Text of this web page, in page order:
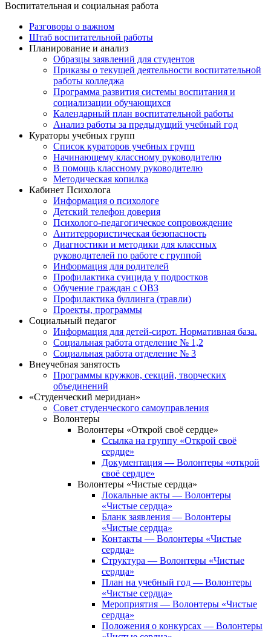
Воспитательная и социальная работа
Разговоры о важном
Штаб воспитательной работы
Планирование и анализ
Образцы заявлений для студентов
Приказы о текущей деятельности воспитательной
работы колледжа
Программа развития системы воспитания и
социализации обучающихся
Календарный план воспитательной работы
Анализ работы за предыдущий учебный год
Кураторы учебных групп
Список кураторов учебных групп
Начинающему классному руководителю
В помощь классному руководителю
Методическая копилка
Кабинет Психолога
Информация о психологе
Детский телефон доверия
Психолого-педагогическое сопровождение
Антитеррористическая безопасность
Диагностики и методики для классных
руководителей по работе с группой
Информация для родителей
Профилактика суицида у подростков
Обучение граждан с ОВЗ
Профилактика буллинга (травли)
Проекты, программы
Социальный педагог
Информация для детей-сирот. Нормативная база.
Социальная работа отделение № 1,2
Социальная работа отделение № 3
Внеучебная занятость
Программы кружков, секций, творческих
объединений
«Студенческий меридиан»
Совет студенческого самоуправления
Волонтеры
Волонтеры «Открой своё сердце»
Ссылка на группу «Открой своё
сердце»
Документация — Волонтеры «открой
своё сердце»
Волонтеры «Чистые сердца»
Локальные акты — Волонтеры
«Чистые сердца»
Бланк заявления — Волонтеры
«Чистые сердца»
Контакты — Волонтеры «Чистые
сердца»
Структура — Волонтеры «Чистые
сердца»
План на учебный год — Волонтеры
«Чистые сердца»
Мероприятия — Волонтеры «Чистые
сердца»
Положения о конкурсах — Волонтеры